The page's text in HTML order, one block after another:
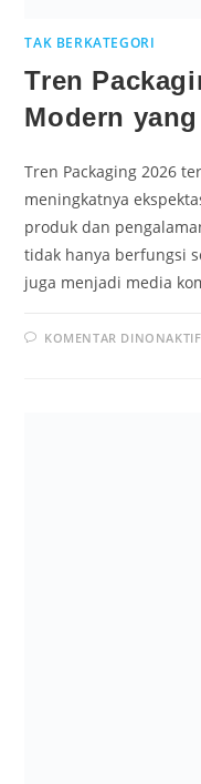
TAK BERKATEGORI
Tren
Modern
Tren Packaging 2026
meningkatnya
produk dan
tidak hanya berfungsi
juga menjadi media
KOMENTAR